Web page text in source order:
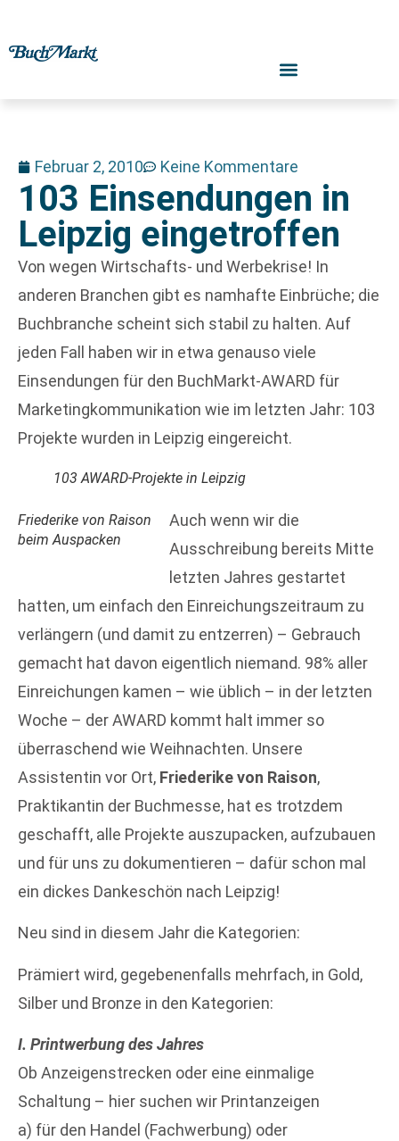
Februar 2, 2010 Keine Kommentare
103 Einsendungen in
Leipzig eingetroffen
Von wegen Wirtschafts- und Werbekrise! In
anderen Branchen gibt es namhafte Einbrüche; die
Buchbranche scheint sich stabil zu halten. Auf
jeden Fall haben wir in etwa genauso viele
Einsendungen für den BuchMarkt-AWARD für
Marketingkommunikation wie im letzten Jahr: 103
Projekte wurden in Leipzig eingereicht.
103 AWARD-Projekte in Leipzig
Friederike von Raison
beim Auspacken
Auch wenn wir die
Ausschreibung bereits Mitte
letzten Jahres gestartet
hatten, um einfach den Einreichungszeitraum zu
verlängern (und damit zu entzerren) – Gebrauch
gemacht hat davon eigentlich niemand. 98% aller
Einreichungen kamen – wie üblich – in der letzten
Woche – der AWARD kommt halt immer so
überraschend wie Weihnachten. Unsere
Assistentin vor Ort, Friederike von Raison,
Praktikantin der Buchmesse, hat es trotzdem
geschafft, alle Projekte auszupacken, aufzubauen
und für uns zu dokumentieren – dafür schon mal
ein dickes Dankeschön nach Leipzig!
Neu sind in diesem Jahr die Kategorien:
Prämiert wird, gegebenenfalls mehrfach, in Gold,
Silber und Bronze in den Kategorien:
I. Printwerbung des Jahres
Ob Anzeigenstrecken oder eine einmalige
Schaltung – hier suchen wir Printanzeigen
a) für den Handel (Fachwerbung) oder